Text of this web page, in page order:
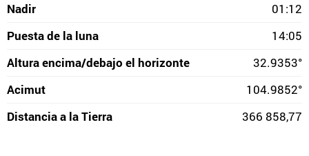
Nadir
01:12
Puesta de la luna
14:05
Altura encima/debajo el horizonte
32.9353°
Acimut
104.9852°
Distancia a la Tierra
366 858,77